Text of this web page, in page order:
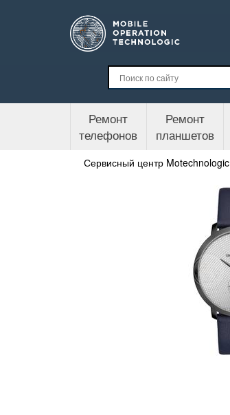
Ремонт
телефонов
Ремонт
планшетов
Сервисный центр Motechnologic